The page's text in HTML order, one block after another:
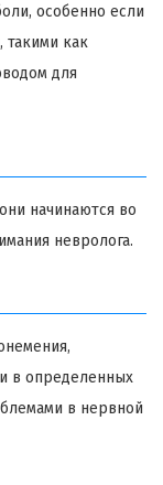
особенно если
такими как
для
начинаются во
невролога.
в определенных
в нервной